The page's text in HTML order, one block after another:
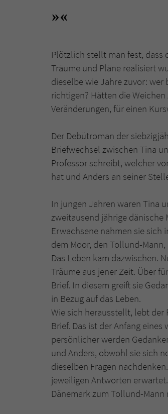
Plötzlich stellt man fest, dass
Träume und Pläne realisiert
dieselbe wie Jahre zuvor:
richtigen? Hätten die
Veränderungen, für einen
Der Debütroman der
Briefwechsel zwischen Tina
Professor schreibt, welcher
hat und Anders an seiner
In jungen Jahren waren Tina
zweitausend jährige dänische
Erwachsene nahmen sie sich
dem Moor, den Tollund-
Das Leben kam dazwischen.
Träume aus jener Zeit. Über
Brief. In diesem greift sie
in Bezug auf das Leben.
Wie sich herausstellt, lebt der
Brief. Das ist der Anfang
persönlicher werden
und Anders, obwohl sie sich
dieselben Fragen
jeweiligen Antworten
Dänemark zum Tollund-